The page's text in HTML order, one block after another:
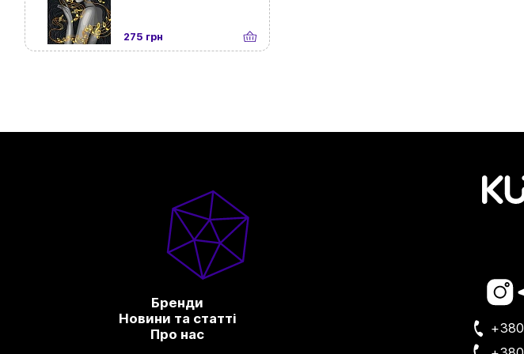
275 грн
Бренди
Новини та статті
Про нас